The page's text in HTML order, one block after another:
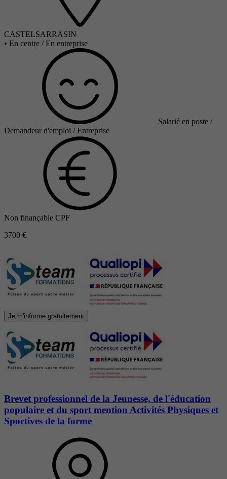
CASTELSARRASIN
• En centre / En entreprise
Salarié en poste /
Demandeur d'emploi / Entreprise
Non finançable CPF
3700 €
Je m'informe gratuitement
Brevet professionnel de la Jeunesse, de l'éducation
populaire et du sport mention Activités Physiques et
Sportives de la forme